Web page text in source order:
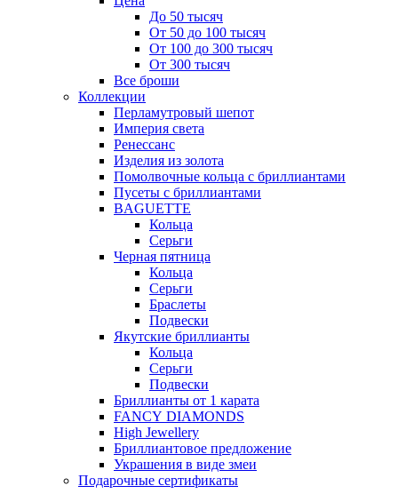
До 50 тысяч
От 50 до 100 тысяч
От 100 до 300 тысяч
От 300 тысяч
Все броши
Коллекции
Перламутровый шепот
Империя света
Ренессанс
Изделия из золота
Помолвочные кольца с бриллиантами
Пусеты с бриллиантами
BAGUETTE
Кольца
Серьги
Черная пятница
Кольца
Серьги
Браслеты
Подвески
Якутские бриллианты
Кольца
Серьги
Подвески
Бриллианты от 1 карата
FANCY DIAMONDS
High Jewellery
Бриллиантовое предложение
Украшения в виде змеи
Подарочные сертификаты